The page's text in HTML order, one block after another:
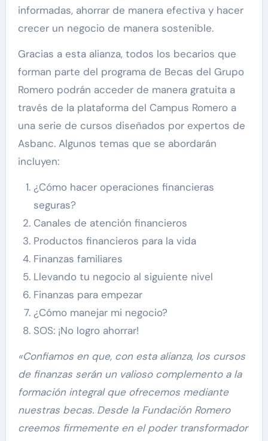
informadas, ahorrar de manera efectiva y hacer
crecer un negocio de manera sostenible.
Gracias a esta alianza, todos los becarios que
forman parte del programa de Becas del Grupo
Romero podrán acceder de manera gratuita a
través de la plataforma del Campus Romero a
una serie de cursos diseñados por expertos de
Asbanc. Algunos temas que se abordarán
incluyen:
¿Cómo hacer operaciones financieras
seguras?
Canales de atención financieros
Productos financieros para la vida
Finanzas familiares
Llevando tu negocio al siguiente nivel
Finanzas para empezar
¿Cómo manejar mi negocio?
SOS: ¡No logro ahorrar!
«Confiamos en que, con esta alianza, los cursos
de finanzas serán un valioso complemento a la
formación integral que ofrecemos mediante
nuestras becas. Desde la Fundación Romero
creemos firmemente en el poder transformador